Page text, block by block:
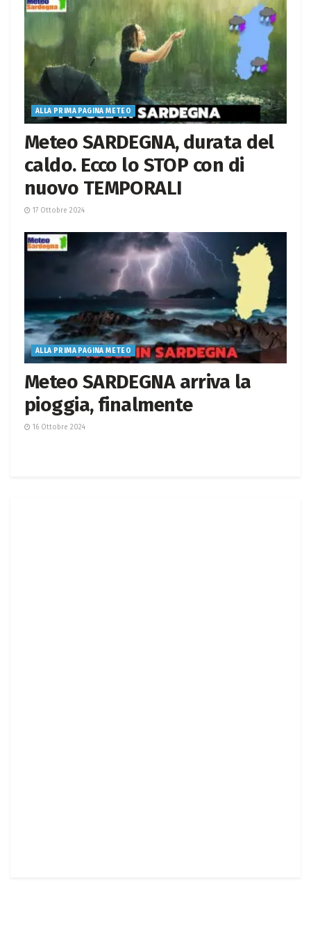
ALLA PRIMA PAGINA METEO
Meteo SARDEGNA, durata del
caldo. Ecco lo STOP con di
nuovo TEMPORALI
17 Ottobre 2024
ALLA PRIMA PAGINA METEO
Meteo SARDEGNA arriva la
pioggia, finalmente
16 Ottobre 2024